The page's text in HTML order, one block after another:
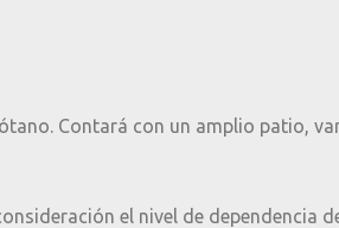
Contará con un amplio patio,
el nivel de dependencia